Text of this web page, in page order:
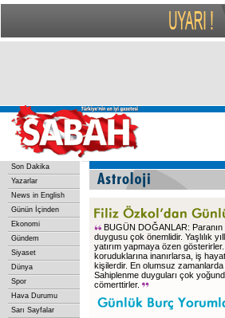
Son Dakika
Yazarlar
News in English
Günün İçinden
Ekonomi
Gündem
Siyaset
Dünya
Spor
Hava Durumu
Sarı Sayfalar
BUGÜN DOĞANLAR:
duygusu çok önemlidir. Yaşlılık
yatırım yapmaya özen
koruduklarına inanırlarsa, iş
kişilerdir. En olumsuz
Sahiplenme duyguları çok
cömerttirler.